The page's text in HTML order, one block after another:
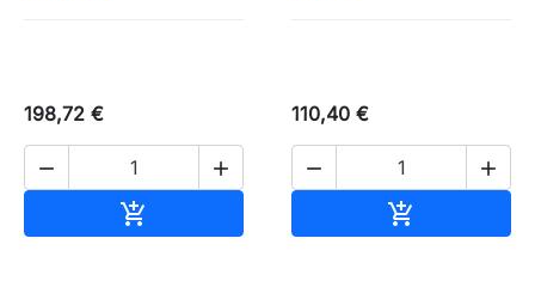
198,72 €
 

110,40 €
 
